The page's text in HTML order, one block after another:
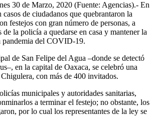
30 de Marzo, 2020 (Fuente: Agencias).- En
casos de ciudadanos que quebrantaron la
festejos con gran número de personas, a
de la policía a quedarse en casa y mantener la
pandemia del COVID-19.
de San Felipe del Agua –donde se detectó
en la capital de Oaxaca, se celebró una
con más de 400 invitados.
municipales y autoridades sanitarias,
a terminar el festejo; no obstante, los
por lo cual los representantes de la ley se